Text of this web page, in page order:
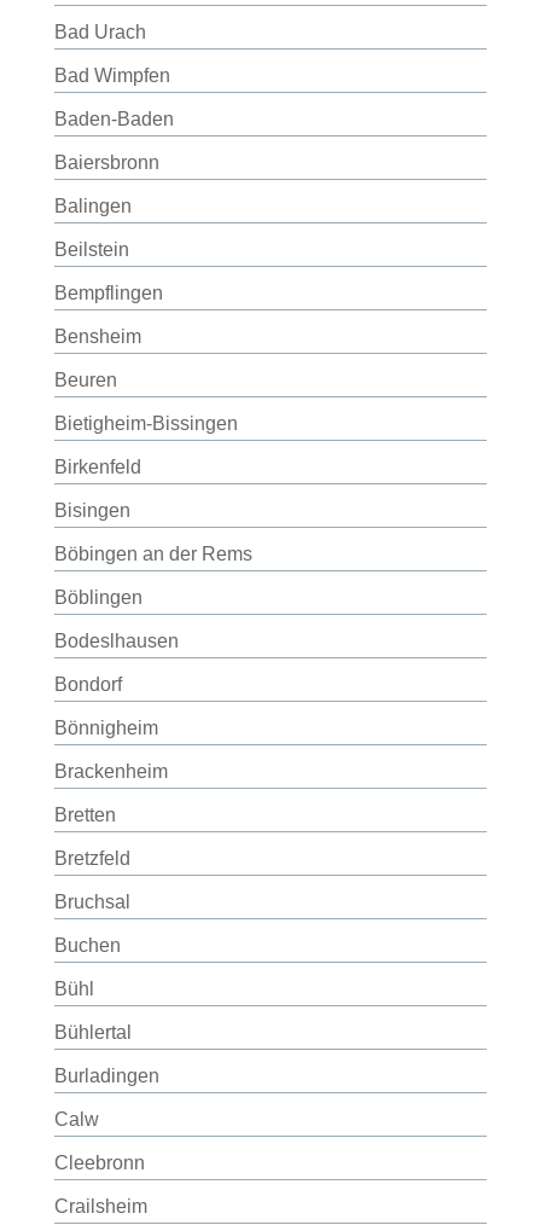
Bad Urach
Bad Wimpfen
Baden-Baden
Baiersbronn
Balingen
Beilstein
Bempflingen
Bensheim
Beuren
Bietigheim-Bissingen
Birkenfeld
Bisingen
Böbingen an der Rems
Böblingen
Bodeslhausen
Bondorf
Bönnigheim
Brackenheim
Bretten
Bretzfeld
Bruchsal
Buchen
Bühl
Bühlertal
Burladingen
Calw
Cleebronn
Crailsheim